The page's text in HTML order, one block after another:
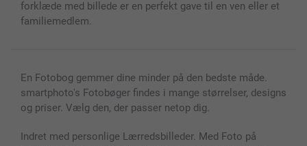
forklæde med billede er en perfekt gave til en ven eller et
familiemedlem.
En Fotobog gemmer dine minder på den bedste måde.
smartphoto's Fotobøger findes i mange størrelser, designs
og priser. Vælg den, der passer netop dig.
Indret med personlige Lærredsbilleder. Med Foto på